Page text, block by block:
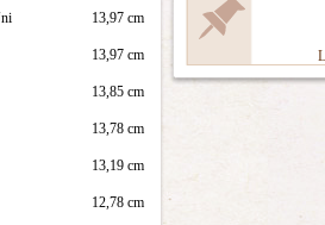
13,97 cm
13,97 cm
13,85 cm
13,78 cm
13,19 cm
12,78 cm